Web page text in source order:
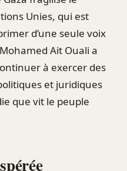
Unies, qui est
d’une seule voix
Ait Ouali a
à exercer des
et juridiques
que vit le peuple